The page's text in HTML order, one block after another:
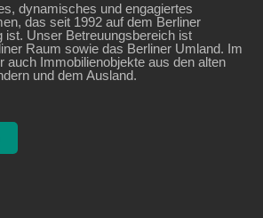
dynamisches und engagiertes
das seit 1992 auf dem Berliner
ist. Unser Betreuungsbereich ist
Raum sowie das Berliner Umland. Im
auch Immobilienobjekte aus den alten
und dem Ausland.